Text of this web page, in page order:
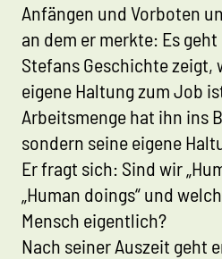
Anfängen und Vorboten
an dem er merkte: Es
Stefans Geschichte zeigt,
eigene Haltung zum Job
Arbeitsmenge hat ihn ins
sondern seine eigene
Er fragt sich: Sind wir
„Human doings“ und
Mensch eigentlich?
Nach seiner Auszeit geht